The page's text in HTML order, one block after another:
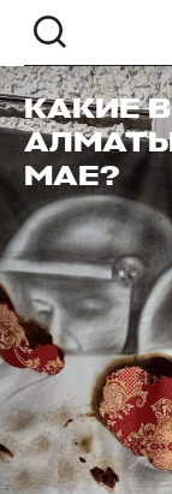
КАКИЕ
МАЕ?